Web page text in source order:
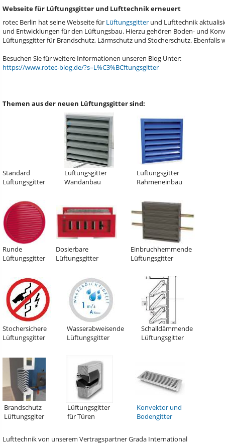
Webseite für Lüftungsgitter und Lufttechnik erneuert
rotec Berlin hat seine Webseite für Lüftungsgitter und Lufttechnik
und Entwicklungen für den Lüftungsbau. Hierzu gehören Boden- und
Lüftungsgitter für Brandschutz, Lärmschutz und Stocherschutz.
Besuchen Sie für weitere Informationen unseren Blog Unter:
https://www.rotec-blog.de/?s=L%C3%BCftungsgitter
Themen aus der neuen Lüftungsgitter sind:
Standard
Lüftungsgitter
Lüftungsgitter
Wandanbau
Lüftungsgitter
Rahmeneinbau
Runde
Lüftungsgitter
Dosierbare
Lüftungsgitter
Einbruchhemmende
Lüftungsgitter
Stochersichere
Lüftungsgitter
Wasserabweisende
Lüftungsgitter
Schalldämmende
Lüftungsgitter
Brandschutz
Lüftungsgiter
Lüftungsgitter
für Türen
Konvektor und
Bodengitter
Lufttechnik von unserem Vertragspartner Grada International